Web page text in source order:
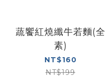
蔬饗紅燒纖牛若麵(全
素)
NT$160
NT$199